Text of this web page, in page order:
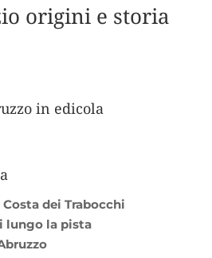
origini e storia
in edicola
dei Trabocchi
lungo la pista